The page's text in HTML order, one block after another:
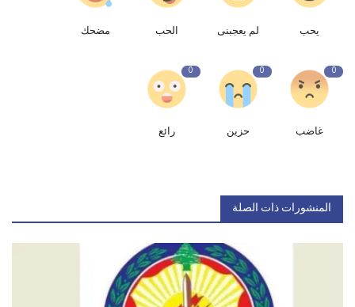
يحب لم يعجبنى الحب مضحك
0
غاضب
0
حزين
0
رائع
المنشورات ذات الصلة